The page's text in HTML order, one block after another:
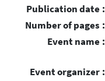
Publication date :
Number of pages :
Event name :
Event organizer :